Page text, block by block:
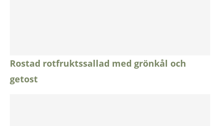
Rostad rotfruktssallad med grönkål och
getost